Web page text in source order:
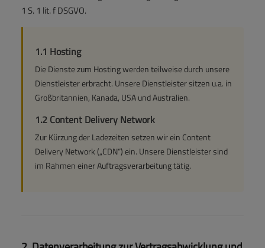
1 S. 1 lit. f DSGVO.
1.1 Hosting
Die Dienste zum Hosting werden teilweise durch unsere
Dienstleister erbracht. Unsere Dienstleister sitzen u.a. in
Großbritannien, Kanada, USA und Australien.
1.2 Content Delivery Network
Zur Kürzung der Ladezeiten setzen wir ein Content
Delivery Network („CDN“) ein. Unsere Dienstleister sind
im Rahmen einer Auftragsverarbeitung tätig.